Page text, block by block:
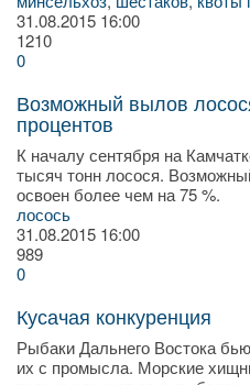
31.08.2015 16:00
1210
0
Возможный вылов
процентов
К началу сентября на
тысяч тонн лосося.
освоен более чем на 75 %.
лосось
31.08.2015 16:00
989
0
Кусачая конкуренция
Рыбаки Дальнего Востока
их с промысла. Морские